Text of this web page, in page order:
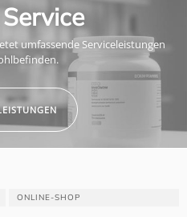
umfassende Serviceleistungen
ONLINE-SHOP